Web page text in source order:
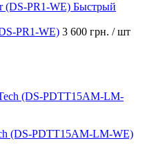
Быстрый
PR1-WE) 3 600 грн. / шт
(DS-PDTT15AM-LM-WE)